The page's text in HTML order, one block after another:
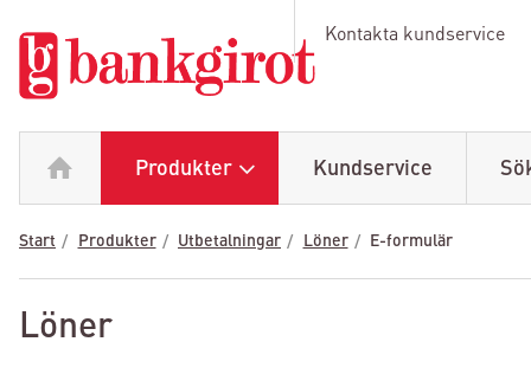
Kontakta kundservice
Produkter Kundservice
Start Produkter Utbetalningar Löner E-formulär
Löner